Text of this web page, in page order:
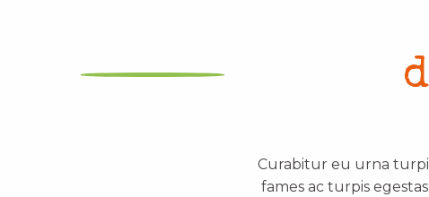
Curabitur eu urna
fames ac turpis